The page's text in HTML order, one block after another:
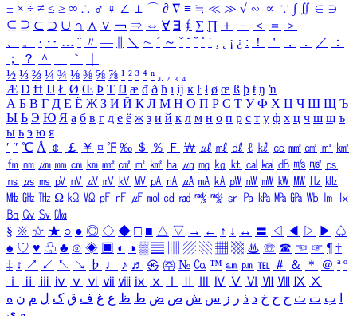
± × ÷ ≠ ≤ ≥ ∞ ∴ ♂ ♀ ∠ ⊥ ⌒ ∂ ∇ ≡ ≒ ≪ ≫ √ ∽ ∝ ∵ ∫ ∬ ∈ ∋
⊆ ⊇ ⊂ ⊃ ∪ ∩ ∧ ∨ ￢ ⇒ ⇔ ∀ ∃ ∮ ∑ ∏ ＋ － ＜ ＝
＞
、
。 · ‥ … ¨ 〃 ― ＼ ∼ ´ ～ ˇ ˘ ˝ ˚ ˙ ¸ ¡ ¿ ː ！ ＇ ， ． ／
：
；
？ ＾ ｀
½ ⅓ ⅔ ¼ ¾ ⅛ ⅜ ⅝ ⅞ ¹ ² ³ ⁴ ⁿ ₁ ₂ ₃ ₄
Æ Ð Ħ Ĳ Ł Ø Œ Þ Ŧ Ŋ æ đ ð ħ ı ĳ ĸ ŀ ł ø œ ß þ ŧ ŋ ŉ
А Б В Г Д Е Ё Ж З И Й К Л М Н О П Р С Т У Ф Х Ц Ч Ш Щ Ъ
Ы Ь Э Ю Я а б в г д е ё ж з и й к л м н о п р с т у ф х ц ч ш щ ъ
ы ь э ю я
′ ″ ℃ Å ￠ ￡ ￥ ¤ ℉ ‰ ＄ ％ Ｆ ￦ ㎕ ㎖ ㎗ ℓ ㎘ ㏄ ㎣ ㎤ ㎥ ㎦
㎙ ㎚ ㎛ ㎜ ㎝ ㎞ ㎟ ㎠ ㎡ ㎢ ㏊ ㎍ ㎎ ㎏ ㏏ ㎈ ㎉ ㏈ ㎧ ㎨ ㎰
㎱ ㎲ ㎳ ㎴ ㎵ ㎶ ㎷ ㎸ ㎹ ㎀ ㎁ ㎂ ㎃ ㎄ ㎺ ㎻ ㎽ ㎾ ㎿ ㎐ ㎑
㎒ ㎓ ㎔ Ω ㏀ ㏁ ㎊ ㎋ ㎌ ㏖ ㏅ ㎭ ㎮ ㎯ ㏛ ㎩ ㎪ ㎫ ㎬ ㏝ ㏐
㏓
㏃ ㏉ ㏜ ㏆
§ ※ ☆ ★ ○ ● ◎ ◇ ◆ □ ■ △ ▽ → ← ↑ ↓ ↔ 〓 ◁ ◀ ▷ ▶ ♤
♠ ♡ ♥ ♧ ♣ ⊙ ◈ ▣ ◐ ◑ ▒ ▤ ▨ ▧ ▦ ▩ ♨ ☏ ☎ ☜ ☞ ¶ †
‡ ↕ ↗ ↙ ↖ ↘ ♭ ♩ ♪ ♬ ㉿ ㈜ № ㏇ ™ ㏂ ㏘ ℡ ＃ ＆ ＊ ＠ ª º
ⅰ
ⅱ ⅲ ⅳ ⅴ ⅵ ⅶ ⅷ ⅸ ⅹ Ⅳ Ⅴ Ⅵ Ⅶ Ⅷ Ⅸ Ⅹ
ب ت ث ج ح خ د ذ ر ز س ش ص ض ط ظ ع غ ف ق ک ل م ن ه